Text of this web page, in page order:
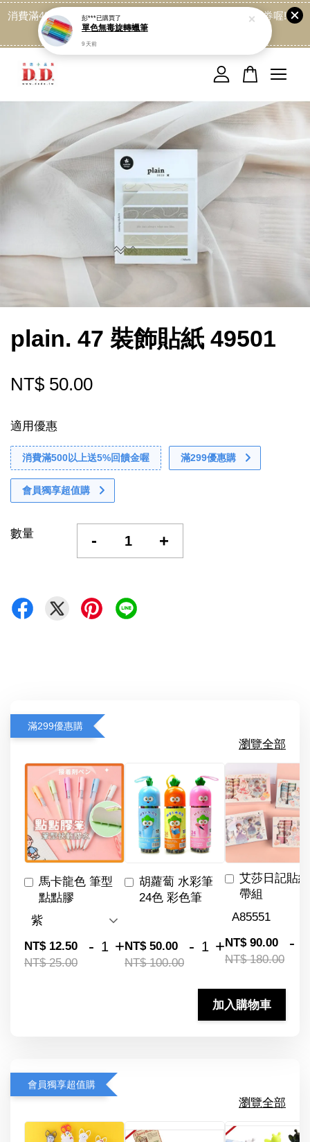
消費滿499免運喔, 記得加LINE:@dede168 領取專屬折扣券喔!
點我
plain. 47 裝飾貼紙 49501
NT$ 50.00
適用優惠
消費滿500以上送5%回饋金喔 滿299優惠購
會員獨享超值購
數量 - +
滿299優惠購
瀏覽全部
馬卡龍色 筆型
點點膠
NT$ 12.50
NT$ 25.00
- +
胡蘿蔔 水彩筆
24色 彩色筆
NT$ 50.00
NT$ 100.00
- +
艾莎日記貼
帶組
NT$ 90.00
NT$ 180.00
-
加入購物車
會員獨享超值購
瀏覽全部
您的購物車目前還是空的。
繼續購物